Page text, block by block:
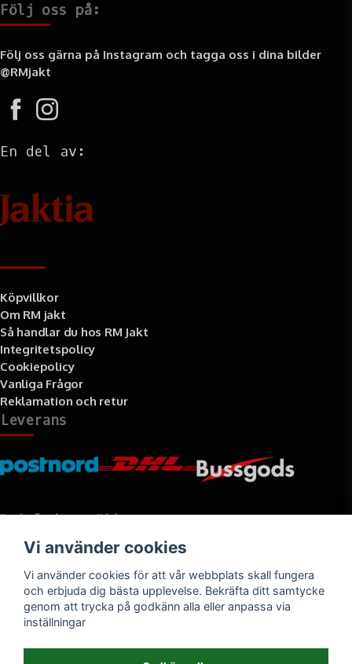
Följ oss på:
Följ oss gärna på Instagram och tagga oss i dina bilder
@RMjakt
En del av:
Köpvillkor
Om RM jakt
Så handlar du hos RM Jakt
Integritetspolicy
Cookiepolicy
Vanliga Frågor
Reklamation och retur
Leverans
Betalningssätt
Vi använder cookies
Vi använder cookies för att vår webbplats skall fungera
och erbjuda dig bästa upplevelse. Bekräfta ditt samtycke
genom att trycka på godkänn alla eller anpassa via
inställningar